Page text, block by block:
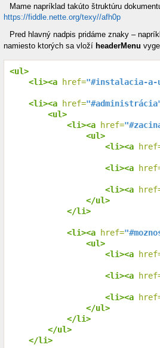
Mame napríklad takúto štruktúru
https://fiddle.nette.org/texy//afh0p
Pred hlavný nadpis pridáme znaky –
namiesto ktorých sa vloží headerMenu
<ul>
<li><a href="#instalacia-a-
<li><a href=
<ul>
<li><a href=
<ul>
<li><a
<li><a
<li><a
</ul>
</li>
<li><a href=
<ul>
<li><a
<li><a
<li><a
</ul>
</li>
</ul>
</li>